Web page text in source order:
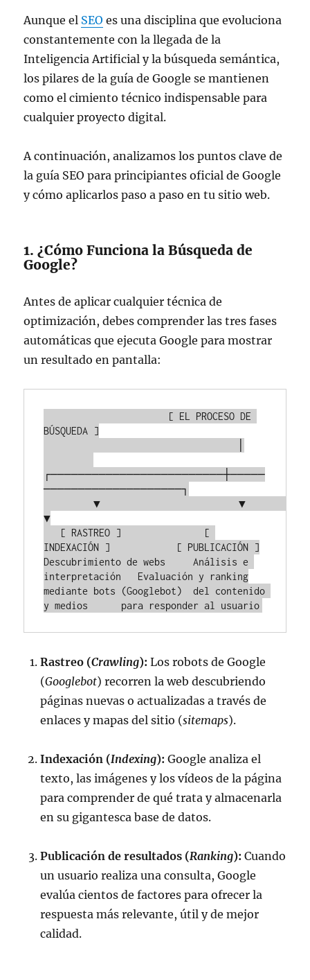
Aunque el SEO es una disciplina que evoluciona
constantemente con la llegada de la
Inteligencia Artificial y la búsqueda semántica,
los pilares de la guía de Google se mantienen
como el cimiento técnico indispensable para
cualquier proyecto digital.
A continuación, analizamos los puntos clave de
la guía SEO para principiantes oficial de Google
y cómo aplicarlos paso a paso en tu sitio web.
1. ¿Cómo Funciona la Búsqueda de
Google?
Antes de aplicar cualquier técnica de
optimización, debes comprender las tres fases
automáticas que ejecuta Google para mostrar
un resultado en pantalla:
BÚSQUEDA ]
┌─────────────────────────┼─────
────────────────────┐
         ▼                         ▼
▼
INDEXACIÓN ]            [ PUBLICACIÓN ]
Descubrimiento de webs     Análisis e
interpretación   Evaluación y ranking
mediante bots (Googlebot)  del contenido
Rastreo (Crawling): Los robots de Google
(Googlebot) recorren la web descubriendo
páginas nuevas o actualizadas a través de
enlaces y mapas del sitio (sitemaps).
Indexación (Indexing): Google analiza el
texto, las imágenes y los vídeos de la página
para comprender de qué trata y almacenarla
en su gigantesca base de datos.
Publicación de resultados (Ranking): Cuando
un usuario realiza una consulta, Google
evalúa cientos de factores para ofrecer la
respuesta más relevante, útil y de mejor
calidad.